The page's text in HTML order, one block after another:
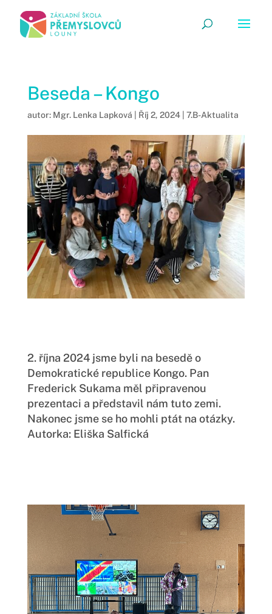
Beseda – Kongo
autor: Mgr. Lenka Lapková Říj 2, 2024| 7.B-Aktualita
2. října 2024 jsme byli na besedě o
Demokratické republice Kongo. Pan
Frederick Sukama měl připravenou
prezentaci a představil nám tuto zemi.
Nakonec jsme se ho mohli ptát na otázky.
Autorka: Eliška Salfická